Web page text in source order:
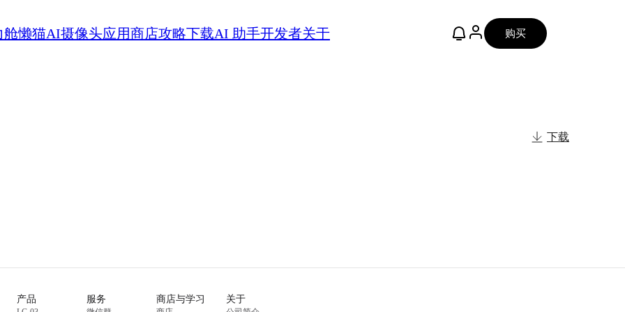
舱懒猫AI摄像头应用商店攻略下载AI 助手开发者关于 购买
下载
产品 服务 商店与学习 关于